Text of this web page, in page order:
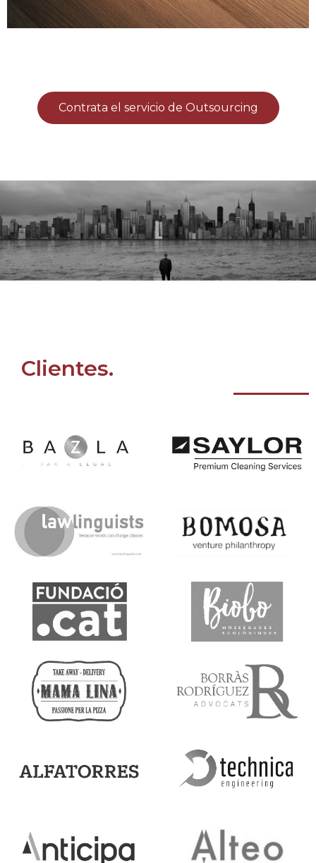
Contrata el servicio de Outsourcing
Clientes.